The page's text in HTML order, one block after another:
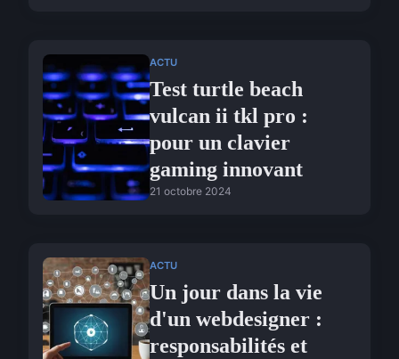
ACTU
Test turtle beach
vulcan ii tkl pro :
pour un clavier
gaming innovant
21 octobre 2024
ACTU
Un jour dans la vie
d'un webdesigner :
responsabilités et